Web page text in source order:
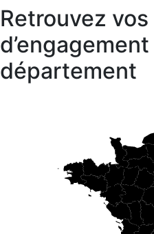
Retrouvez
département